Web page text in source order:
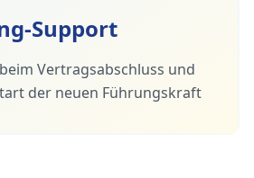
Support
Vertragsabschluss und
der neuen Führungskraft